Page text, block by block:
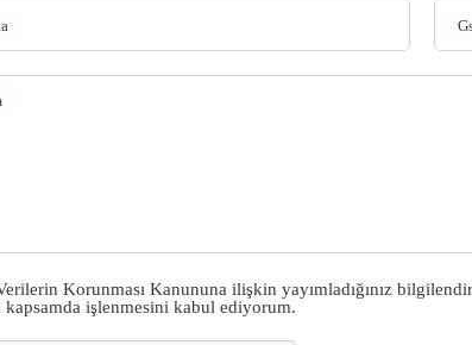
Korunması Kanununa ilişkin yayımladığınız
işlenmesini kabul ediyorum.